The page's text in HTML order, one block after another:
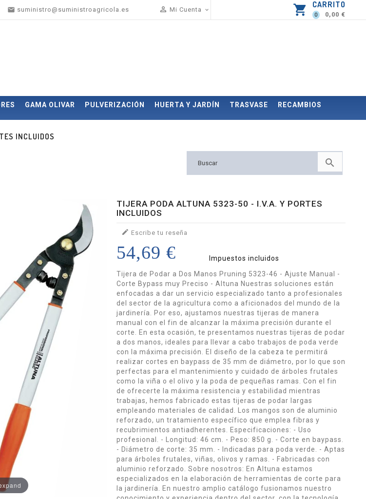
 suministro@suministroagricola.es  Mi Cuenta  shopping_cart CARRITO
0 0,00 €
GAMA OLIVAR PULVERIZACIÓN HUERTA Y JARDÍN TRASVASE RECAMBIOS
INCLUIDOS

TIJERA PODA ALTUNA 5323-50 - I.V.A. Y PORTES
INCLUIDOS
 Escribe tu reseña
54,69 €
Impuestos incluidos
Tijera de Podar a Dos Manos Pruning 5323-46 - Ajuste Manual -
Corte Bypass muy Preciso - Altuna Nuestras soluciones están
enfocadas a dar un servicio especializado tanto a profesionales
del sector de la agricultura como a aficionados del mundo de la
jardinería. Por eso, ajustamos nuestras tijeras de manera
manual con el fin de alcanzar la máxima precisión durante el
corte. En esta ocasión, te presentamos nuestras tijeras de podar
a dos manos, ideales para llevar a cabo trabajos de poda verde
con la máxima precisión. El diseño de la cabeza te permitirá
realizar cortes en baypass de 35 mm de diámetro, por lo que son
perfectas para el mantenimiento y cuidado de árboles frutales
como la viña o el olivo y la poda de pequeñas ramas. Con el fin
de ofrecerte la máxima resistencia y estabilidad mientras
trabajas, hemos fabricado estas tijeras de podar largas
empleando materiales de calidad. Los mangos son de aluminio
reforzado, un tratamiento específico que emplea fibras y
recubrimientos antiadherentes. Especificaciones: - Uso
profesional. - Longitud: 46 cm. - Peso: 850 g. - Corte en baypass.
- Diámetro de corte: 35 mm. - Indicadas para poda verde. - Aptas
para árboles frutales, viñas, olivos y ramas. - Fabricadas con
aluminio reforzado. Sobre nosotros: En Altuna estamos
especializados en la elaboración de herramientas de corte para
la jardinería. En nuestro amplio catálogo fusionamos nuestro